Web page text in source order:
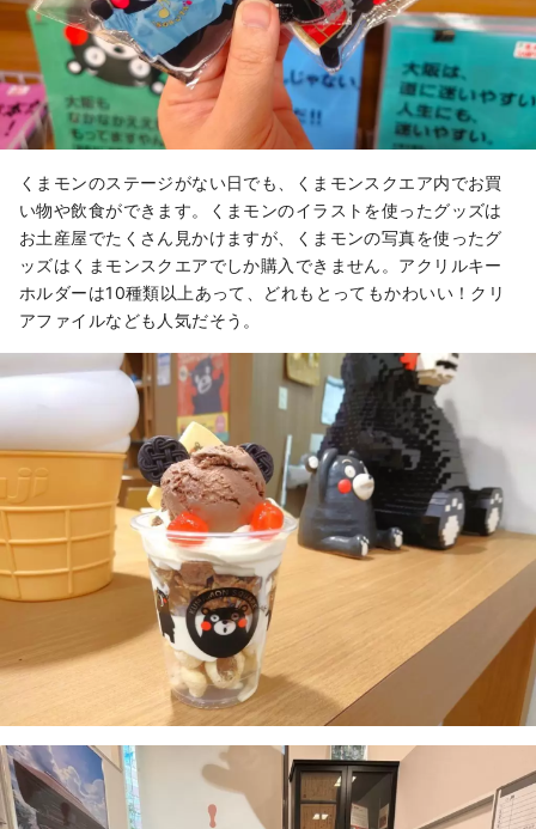
くまモンのステージがない日でも、くまモンスクエア内でお買
い物や飲食ができます。くまモンのイラストを使ったグッズは
お土産屋でたくさん見かけますが、くまモンの写真を使ったグ
ッズはくまモンスクエアでしか購入できません。アクリルキー
ホルダーは10種類以上あって、どれもとってもかわいい！クリ
アファイルなども人気だそう。